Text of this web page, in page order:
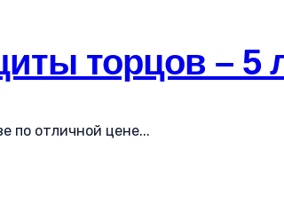
торцов – 5
по отличной цене...